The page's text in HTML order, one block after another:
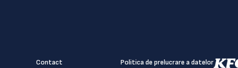
Contact Politica de prelucrare a datelor